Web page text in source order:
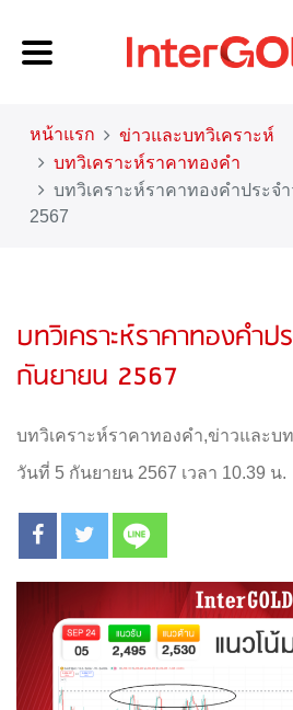
หน้าแรก
ข่าวและบทวิเคราะห์
บทวิเคราะห์ราคาทองคำ
บทวิเคราะห์ราคาทองคำประจ
2567
บทวิเคราะห์ราคาทองคำป
กันยายน 2567
บทวิเคราะห์ราคาทองคำ,ข่าวและบ
วันที่ 5 กันยายน 2567 เวลา 10.39 น.